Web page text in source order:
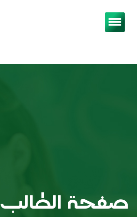
صفحة الطالب